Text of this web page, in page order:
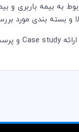
به بیمه باربری و
و بسته بندی مورد
Case study و